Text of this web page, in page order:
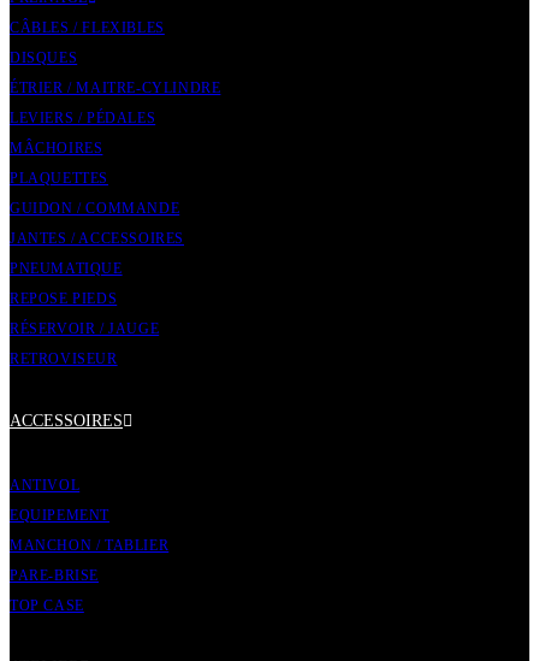
CÂBLES / FLEXIBLES
DISQUES
ÉTRIER / MAITRE-CYLINDRE
LEVIERS / PÉDALES
MÂCHOIRES
PLAQUETTES
GUIDON / COMMANDE
JANTES / ACCESSOIRES
PNEUMATIQUE
REPOSE PIEDS
RÉSERVOIR / JAUGE
RETROVISEUR
ACCESSOIRES
ANTIVOL
EQUIPEMENT
MANCHON / TABLIER
PARE-BRISE
TOP CASE